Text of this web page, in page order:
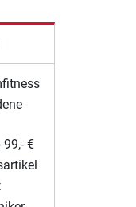
€